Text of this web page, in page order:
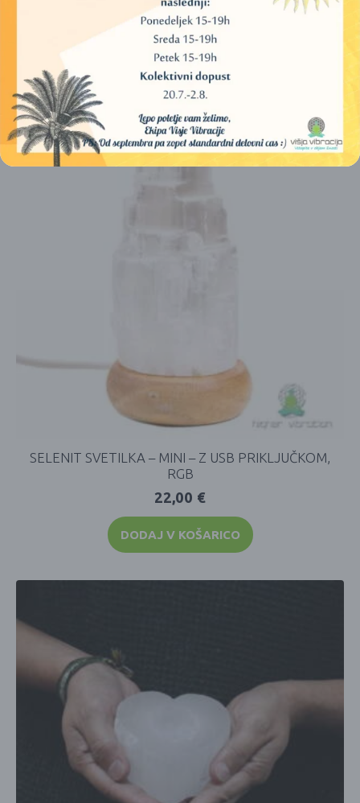
PRIKLJUČKOM, RGB
24,00 €
DODAJ V KOŠARICO
SELENIT SVETILKA – MINI – Z USB PRIKLJUČKOM,
RGB
22,00 €
DODAJ V KOŠARICO